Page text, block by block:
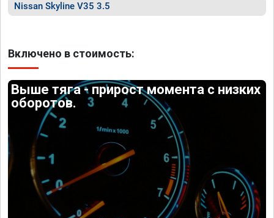
Nissan Skyline V35 3.5
Включено в стоимость:
Выше тяга - прирост момента с низких
оборотов.